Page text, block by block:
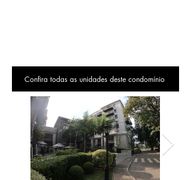
Confira todas as unidades deste condomínio